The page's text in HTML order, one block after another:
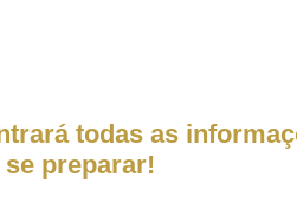
todas as
preparar!